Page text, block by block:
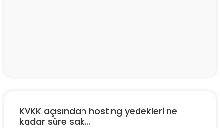
KVKK açısından hosting yedekleri ne
kadar süre sak...